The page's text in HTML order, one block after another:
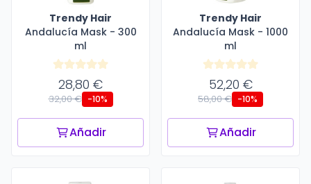
Trendy Hair
Andalucía Mask - 300
ml
28,80 €
32,00 € -10%
Añadir
Trendy Hair
Andalucía Mask - 1000
ml
52,20 €
58,00 € -10%
Añadir